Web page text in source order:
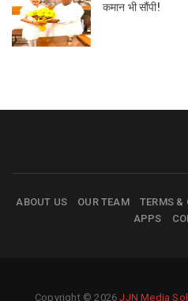
कमान भी सौंपी!
ABOUT US OUR TEAM TERMS &
APPS
Copyright © 2026JJN Media